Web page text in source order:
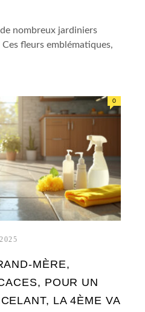
nombreux jardiniers
fleurs emblématiques,
0
MÈRE,
POUR UN
LA 4ÈME VA